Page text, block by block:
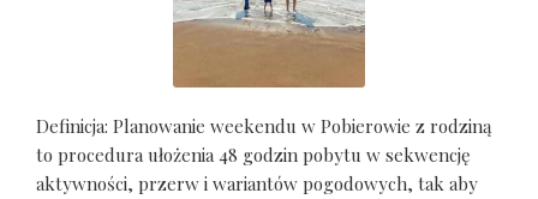
Definicja: Planowanie weekendu w Pobierowie z rodziną
to procedura ułożenia 48 godzin pobytu w sekwencję
aktywności, przerw i wariantów pogodowych, tak aby